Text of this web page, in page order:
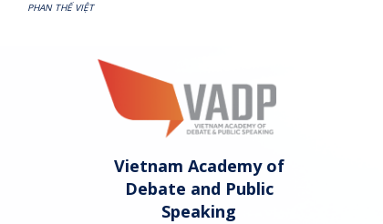
PHAN THẾ VIỆT
Vietnam Academy of
Debate and Public
Speaking